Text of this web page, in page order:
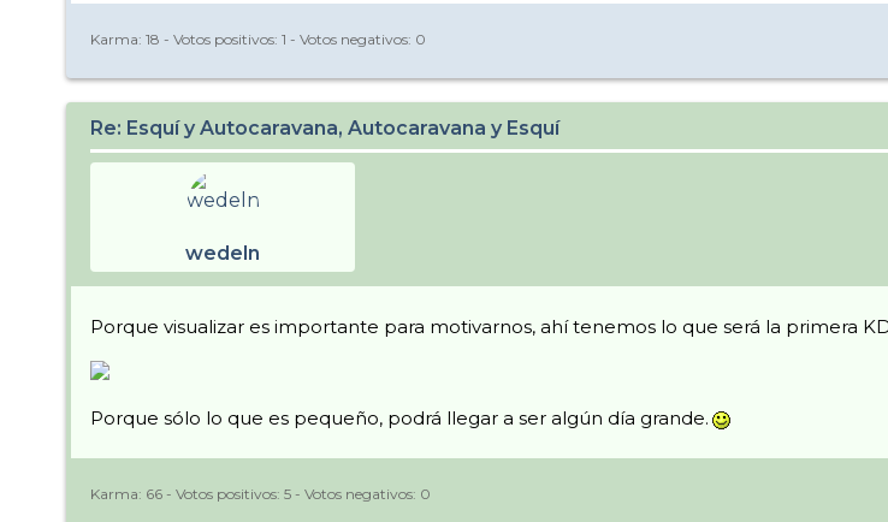
Karma: 18 - Votos positivos: 1 - Votos negativos: 0
Re: Esquí y Autocaravana, Autocaravana y Esquí
wedeln
Porque visualizar es importante para motivarnos, ahí tenemos lo que será la primera
Porque sólo lo que es pequeño, podrá llegar a ser algún día grande.
Karma: 66 - Votos positivos: 5 - Votos negativos: 0